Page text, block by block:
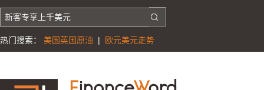
热门搜索： 美国英国原油 | 欧元美元走势